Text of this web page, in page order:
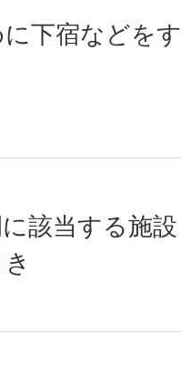
下宿などをす
該当する施設